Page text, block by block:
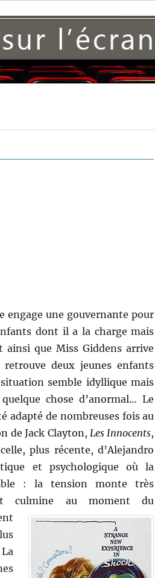
engage une gouvernante pour
dont il a la charge mais
ainsi que Miss Giddens arrive
deux jeunes enfants
semble idyllique mais
chose d’anormal… Le
adapté de nombreuses fois au
de Jack Clayton, Les Innocents,
plus récente, d’Alejandro
et psychologique où la
: la tension monte très
culmine au moment du